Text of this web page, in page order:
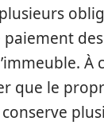
À
que le